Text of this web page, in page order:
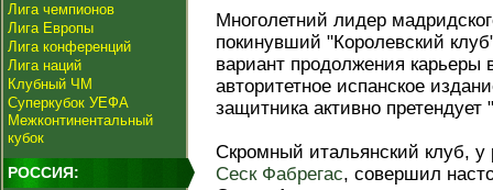
Лига чемпионов
Лига Европы
Лига конференций
Лига наций
Клубный ЧМ
Суперкубок УЕФА
Межконтинентальный
кубок
РОССИЯ:
Многолетний лидер
покинувший "Королевский
вариант продолжения
авторитетное испанское
защитника активно претендует
Скромный итальянский клуб, у
Сеск Фабрегас, совершил